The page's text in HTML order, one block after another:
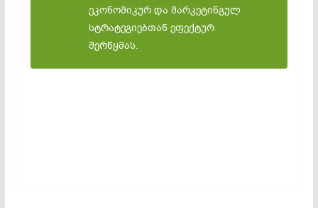
ეკონომიკურ და მარკეტინგულ
სტრატეგიებთან ეფექტურ
შერწყმას.